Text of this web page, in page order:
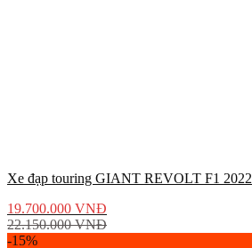
Xe đạp touring GIANT REVOLT F1 2022
19.700.000 VNĐ
22.150.000VNĐ
-15%